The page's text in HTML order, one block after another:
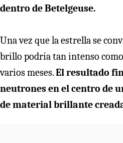
dentro de Betelgeuse.
Una vez que la estrella se
brillo podría tan intenso
varios meses.El resultado
neutrones en el centro de
de material brillante